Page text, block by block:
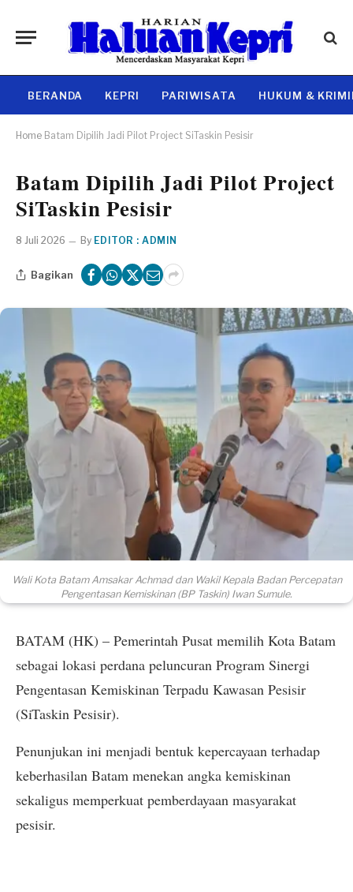
BERANDA KEPRI PARIWISATA HUKUM &
Home Batam Dipilih Jadi Pilot Project SiTaskin Pesisir
Batam Dipilih Jadi Pilot Project
SiTaskin Pesisir
8 Juli 2026 By EDITOR : ADMIN
Bagikan
Wali Kota Batam Amsakar Achmad dan Wakil Kepala Badan Percepatan
Pengentasan Kemiskinan (BP Taskin) Iwan Sumule.
BATAM (HK) – Pemerintah Pusat memilih Kota Batam
sebagai lokasi perdana peluncuran Program Sinergi
Pengentasan Kemiskinan Terpadu Kawasan Pesisir
(SiTaskin Pesisir).
Penunjukan ini menjadi bentuk kepercayaan terhadap
keberhasilan Batam menekan angka kemiskinan
sekaligus memperkuat pemberdayaan masyarakat
pesisir.